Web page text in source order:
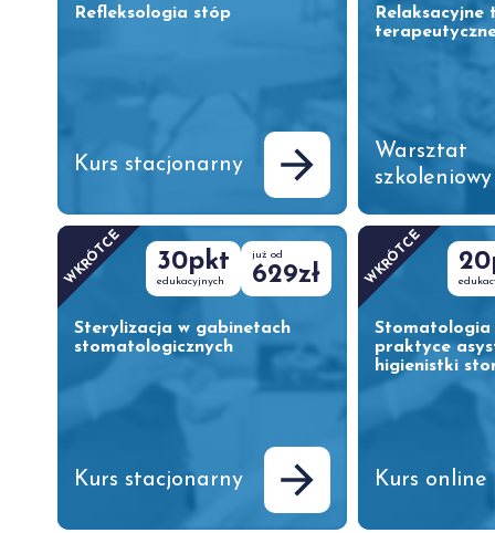
Refleksologia stóp
Kurs stacjonarny
Relaksacyjne
Warsztat
szkoleniowy
WKRÓTCE
Sterylizacja w gabinetach
stomatologicznych
Kurs stacjonarny
30pkt
edukacyjnych
już od
629zł WKRÓTCE
Stomatologia
praktyce
higienistki
Kurs online